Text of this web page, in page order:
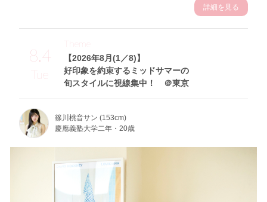
詳細を見る
8.4
Tue
【2026年8月(1／8)】
好印象を約束するミッドサマーの
旬スタイルに視線集中！ ＠東京
Theme
篠川桃音サン (153cm)
慶應義塾大学二年・20歳